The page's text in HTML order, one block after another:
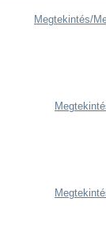
Megtekintés/